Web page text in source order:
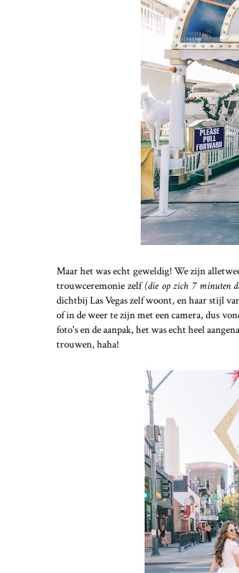
Maar het was echt geweldig! We zijn
trouwceremonie zelf(die op zich 7 minuten
dichtbij Las Vegas zelf woont, en haar stijl
of in de weer te zijn met een camera, dus
foto's en de aanpak, het was echt heel
trouwen, haha!